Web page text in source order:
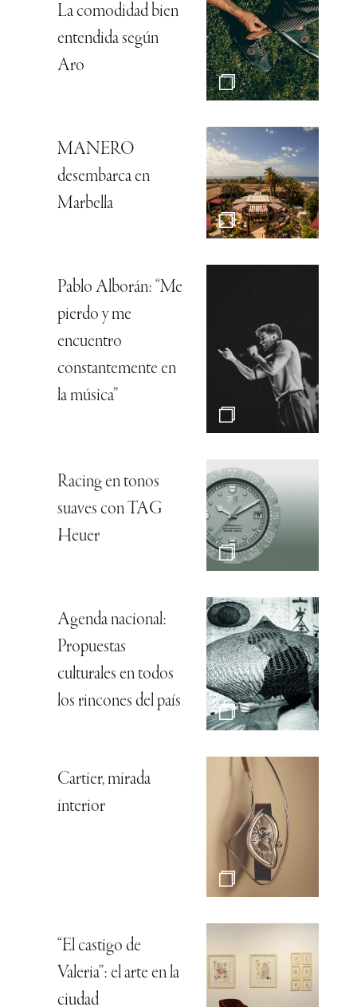
La comodidad bien
entendida según
Aro
MANERO
desembarca en
Marbella
Pablo Alborán: “Me
pierdo y me
encuentro
constantemente en
la música”
Racing en tonos
suaves con TAG
Heuer
Agenda nacional:
Propuestas
culturales en todos
los rincones del país
Cartier, mirada
interior
“El castigo de
Valeria”: el arte en la
ciudad